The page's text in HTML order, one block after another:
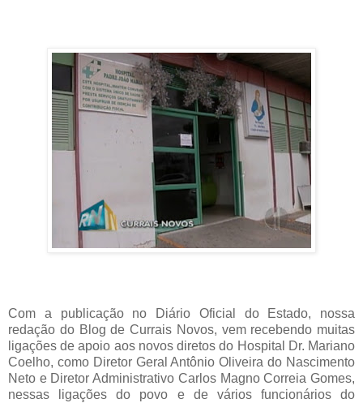
Com a publicação no Diário Oficial do Estado, nossa
redação do Blog de Currais Novos, vem recebendo muitas
ligações de apoio aos novos diretos do Hospital Dr. Mariano
Coelho, como Diretor GeralAntônio Oliveira do Nascimento
Neto e Diretor Administrativo Carlos Magno Correia Gomes,
nessas ligações do povo e de vários funcionários do